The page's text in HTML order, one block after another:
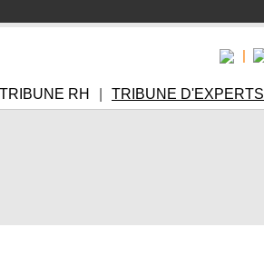
TRIBUNE RH TRIBUNE D'EXPERTS